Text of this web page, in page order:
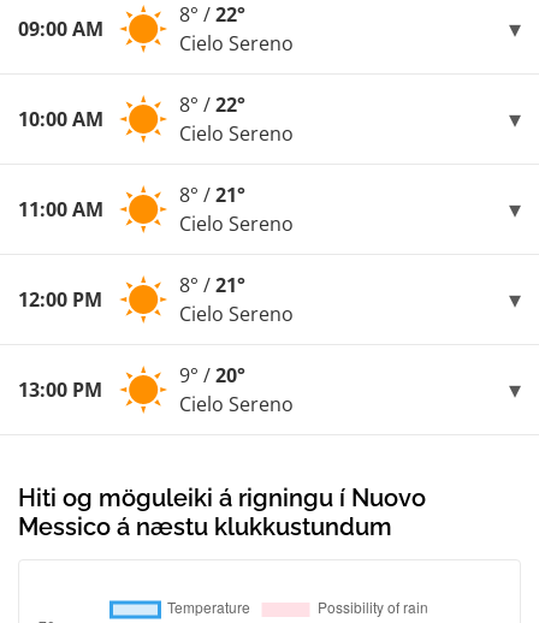
09:00 AM
8° /22°
Cielo Sereno
10:00 AM
8° /22°
Cielo Sereno
11:00 AM
8° /21°
Cielo Sereno
12:00 PM
8° /21°
Cielo Sereno
13:00 PM
9° /20°
Cielo Sereno
Hiti og möguleiki á rigningu í Nuovo
Messico á næstu klukkustundum